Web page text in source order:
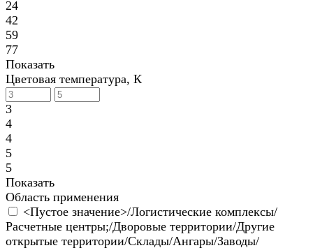
24
42
59
77
Показать
Цветовая температура, К
3
4
4
5
5
Показать
Область применения
<Пустое значение>/Логистические комплексы/
Расчетные центры;/Дворовые территории/Другие
открытые территории/Склады/Ангары/Заводы/